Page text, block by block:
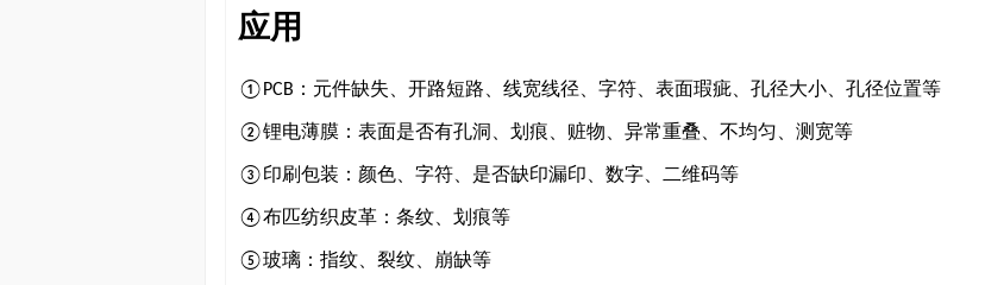
应用
①PCB ：元件缺失、开路短路、线宽线径、字符、表面瑕疵、孔径大小、孔径位置等
②锂电薄膜：表面是否有孔洞、划痕、赃物、异常重叠、不均匀、测宽等
③印刷包装：颜色、字符、是否缺印漏印、数字、二维码等
④布匹纺织皮革：条纹、划痕等
⑤玻璃：指纹、裂纹、崩缺等